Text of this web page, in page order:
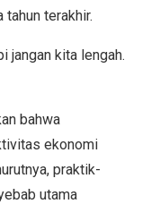
terakhir.
jangan kita lengah.
bahwa
ekonomi
praktik-
utama